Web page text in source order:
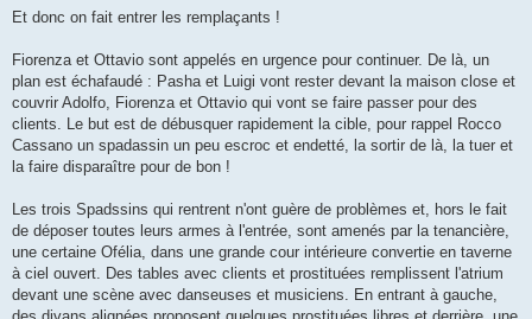
Et donc on fait entrer les remplaçants !
Fiorenza et Ottavio sont appelés en urgence pour continuer. De là, un
plan est échafaudé : Pasha et Luigi vont rester devant la maison close et
couvrir Adolfo, Fiorenza et Ottavio qui vont se faire passer pour des
clients. Le but est de débusquer rapidement la cible, pour rappel Rocco
Cassano un spadassin un peu escroc et endetté, la sortir de là, la tuer et
la faire disparaître pour de bon !
Les trois Spadssins qui rentrent n'ont guère de problèmes et, hors le fait
de déposer toutes leurs armes à l'entrée, sont amenés par la tenancière,
une certaine Ofélia, dans une grande cour intérieure convertie en taverne
à ciel ouvert. Des tables avec clients et prostituées remplissent l'atrium
devant une scène avec danseuses et musiciens. En entrant à gauche,